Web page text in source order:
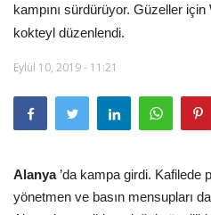
Halil ÖNCÜ kimdir?
KVKK Aydınlatma Metni
Haberler
Görüntülü
kampını sürdürüyor. Güzeller
kokteyl düzenlendi.
Eylül 10, 2019 - 11:21
Alanya’da kampa girdi. Kafilede
yönetmen ve basın mensupları